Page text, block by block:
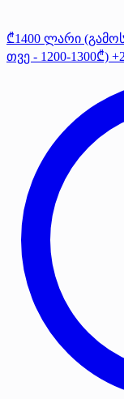
₾1400 ლარი
თვე - 1200-1300₾)